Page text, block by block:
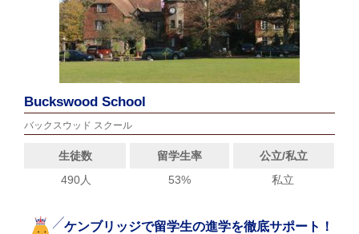
Buckswood School
バックスウッド スクール
生徒数 留学生率
公立/私立
490人
53% 私立
ケンブリッジで留学生の進学を徹底サポート！